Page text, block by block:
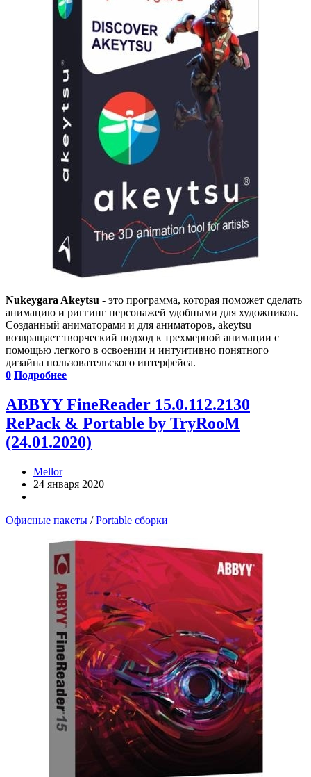
Nukeygara Akeytsu - это программа, которая поможет сделать
анимацию и риггинг персонажей удобными для художников.
Созданный аниматорами и для аниматоров, akeytsu
возвращает творческий подход к трехмерной анимации с
помощью легкого в освоении и интуитивно понятного
дизайна пользовательского интерфейса.
0 Подробнее
ABBYY FineReader 15.0.112.2130
RePack & Portable by TryRooM
(24.01.2020)
Mellor
24 января 2020
Офисные пакеты /Portable сборки